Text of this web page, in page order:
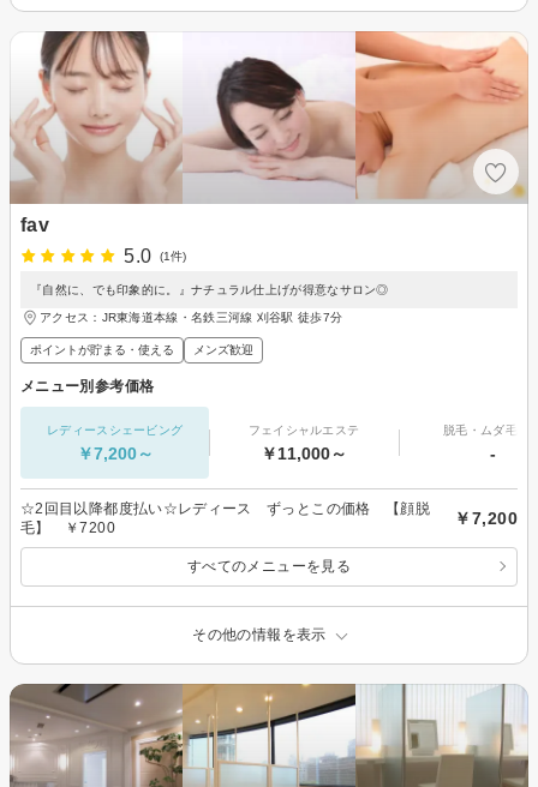
fav
5.0
(1件)
『自然に、でも印象的に。』ナチュラル仕上げが得意なサロン◎
アクセス：JR東海道本線・名鉄三河線 刈谷駅 徒歩7分
ポイントが貯まる・使える メンズ歓迎
メニュー別参考価格
レディースシェービング
￥7,200～
フェイシャルエステ
￥11,000～
脱毛・ムダ毛処
-
☆2回目以降都度払い☆レディース ずっとこの価格 【顔脱
毛】 ￥7200
￥7,200
すべてのメニューを見る
その他の情報を表示